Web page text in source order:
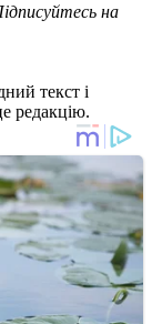
на
текст і
редакцію.